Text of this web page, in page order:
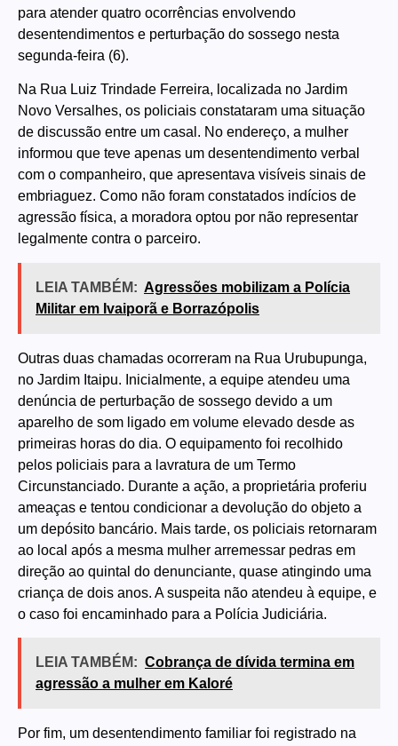
para atender quatro ocorrências envolvendo
desentendimentos e perturbação do sossego nesta
segunda-feira (6).
Na Rua Luiz Trindade Ferreira, localizada no Jardim
Novo Versalhes, os policiais constataram uma situação
de discussão entre um casal. No endereço, a mulher
informou que teve apenas um desentendimento verbal
com o companheiro, que apresentava visíveis sinais de
embriaguez. Como não foram constatados indícios de
agressão física, a moradora optou por não representar
legalmente contra o parceiro.
LEIA TAMBÉM: Agressões mobilizam a Polícia
Militar em Ivaiporã e Borrazópolis
Outras duas chamadas ocorreram na Rua Urubupunga,
no Jardim Itaipu. Inicialmente, a equipe atendeu uma
denúncia de perturbação de sossego devido a um
aparelho de som ligado em volume elevado desde as
primeiras horas do dia. O equipamento foi recolhido
pelos policiais para a lavratura de um Termo
Circunstanciado. Durante a ação, a proprietária proferiu
ameaças e tentou condicionar a devolução do objeto a
um depósito bancário. Mais tarde, os policiais retornaram
ao local após a mesma mulher arremessar pedras em
direção ao quintal do denunciante, quase atingindo uma
criança de dois anos. A suspeita não atendeu à equipe, e
o caso foi encaminhado para a Polícia Judiciária.
LEIA TAMBÉM: Cobrança de dívida termina em
agressão a mulher em Kaloré
Por fim, um desentendimento familiar foi registrado na